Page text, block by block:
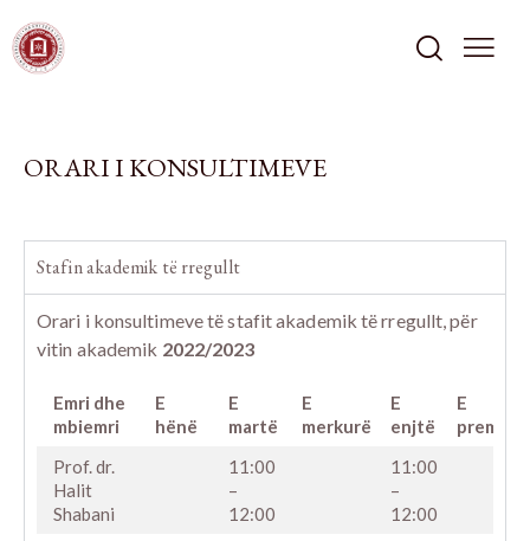
ORARI I KONSULTIMEVE
Stafin akademik të rregullt
Orari i konsultimeve të stafit akademik të rregullt, për
vitin akademik 2022/2023
Emri dhe
mbiemri
E
hënë
E
martë
E
merkurë
E
enjtë
E
premte
Prof. dr.
Halit
Shabani
11:00
–
12:00
11:00
–
12:00